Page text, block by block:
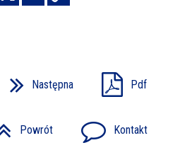
Następna Pdf
Powrót Kontakt